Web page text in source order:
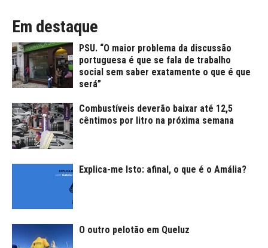
Em destaque
PSU. “O maior problema da discussão
portuguesa é que se fala de trabalho
social sem saber exatamente o que é que
será”
Combustíveis deverão baixar até 12,5
cêntimos por litro na próxima semana
Explica-me Isto: afinal, o que é o Amália?
O outro pelotão em Queluz